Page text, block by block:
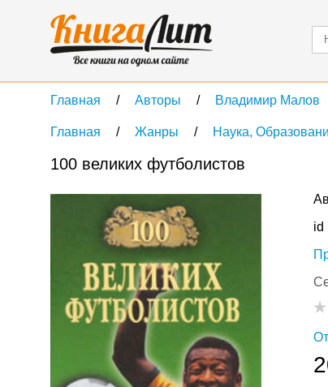
Главная Авторы Владимир Малов
Главная Жанры Наука,
100 великих футболистов
id